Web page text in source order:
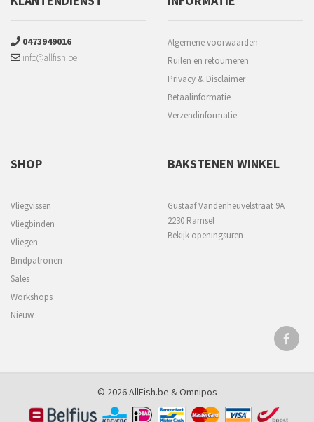
0473949016
info@allfish.be
Algemene voorwaarden
Ruilen en retourneren
Privacy & Disclaimer
Betaalinformatie
Verzendinformatie
SHOP
Vliegvissen
Vliegbinden
Vliegen
Bindpatronen
Sales
Workshops
Nieuw
BAKSTENEN WINKEL
Gustaaf Vandenheuvelstraat 9A
2230 Ramsel
Bekijk openingsuren
© 2026 AllFish.be &Omnipos